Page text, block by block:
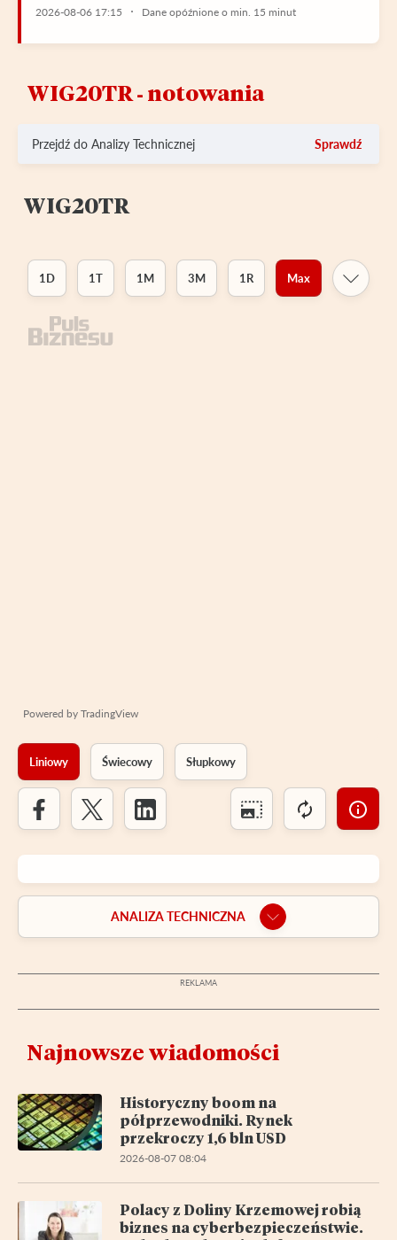
2026-08-06 17:15 Dane opóźnione o min. 15 minut
WIG20TR ‑ notowania
Przejdź do Analizy Technicznej Sprawdź
WIG20TR
1D 1T 1M 3M 1R Max
Powered by TradingView
Liniowy Świecowy Słupkowy
ANALIZA TECHNICZNA
Najnowsze wiadomości
Historyczny boom na
półprzewodniki. Rynek
przekroczy 1,6 bln USD
2026-08-07 08:04
Polacy z Doliny Krzemowej robią
biznes na cyberbezpieczeństwie.